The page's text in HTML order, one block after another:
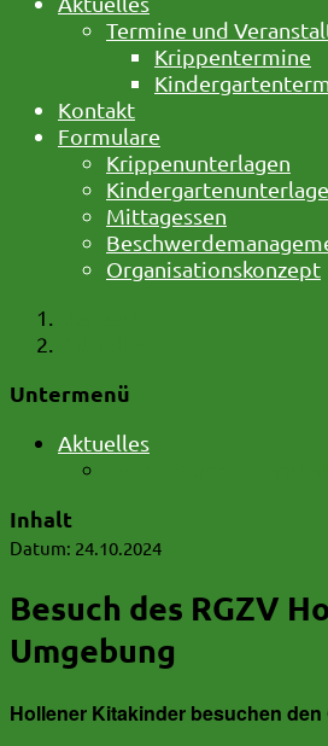
Termine und
Krippentermine
Kontakt
Formulare
Krippenunterlagen
Mittagessen
Organisationskonzept
Untermenü
Aktuelles
Inhalt
Datum: 24.10.2024
Besuch des RGZV
Umgebung
Hollener Kitakinder besuchen